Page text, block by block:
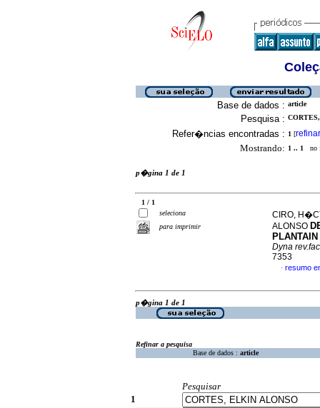
Base de dados : article
Pesquisa :
Refer�ncias encontradas : 1 [refinar
Mostrando: 1 .. 1 no
p�gina 1 de 1
1 / 1
seleciona
para imprimir
CIRO,
ALONSO
Dyna
7353
· resumo
p�gina 1 de 1
Refinar a pesquisa
Base de dados : article
Pesquisar
1